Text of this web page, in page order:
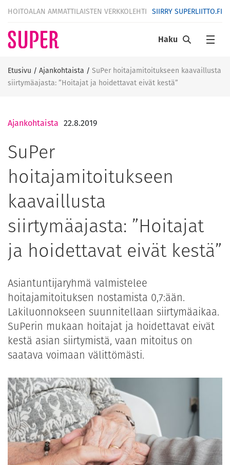
HOITOALAN AMMATTILAISTEN VERKKOLEHTI SIIRRY SUPERLIITTO.FI
Haku
Etusivu / Ajankohtaista / SuPer hoitajamitoitukseen kaavaillusta
siirtymäajasta: ”Hoitajat ja hoidettavat eivät kestä”
Ajankohtaista 22.8.2019
SuPer
hoitajamitoitukseen
kaavaillusta
siirtymäajasta: ”Hoitajat
ja hoidettavat eivät kestä”
Asiantuntijaryhmä valmistelee
hoitajamitoituksen nostamista 0,7:ään.
Lakiluonnokseen suunnitellaan siirtymäaikaa.
SuPerin mukaan hoitajat ja hoidettavat eivät
kestä asian siirtymistä, vaan mitoitus on
saatava voimaan välittömästi.